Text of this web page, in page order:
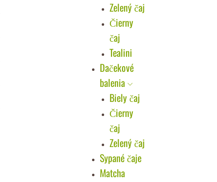
Zelený čaj
Čierny
čaj
Tealini
Dačekové
balenia
Biely čaj
Čierny
čaj
Zelený čaj
Sypané čaje
Matcha